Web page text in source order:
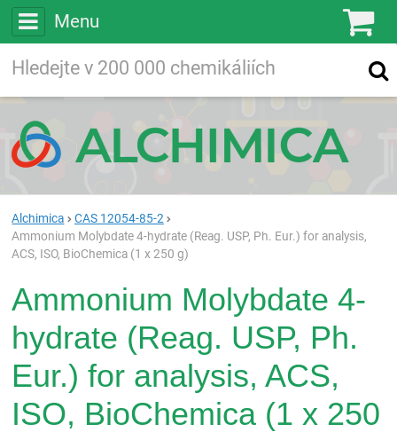
Menu
Vyhledávání
Alchimica
CAS 12054-85-2
Ammonium Molybdate 4-hydrate (Reag. USP, Ph. Eur.) for analysis,
ACS, ISO, BioChemica (1 x 250 g)
Ammonium Molybdate 4-
hydrate (Reag. USP, Ph.
Eur.) for analysis, ACS,
ISO, BioChemica (1 x 250